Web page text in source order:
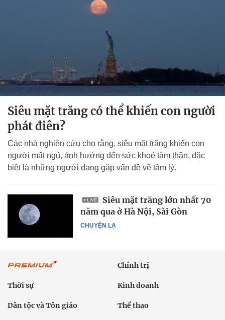
Siêu mặt trăng có thể khiến con người
phát điên?
Các nhà nghiên cứu cho rằng, siêu mặt trăng khiến con
người mất ngủ, ảnh hưởng đến sức khoẻ tâm thần, đặc
biệt là những người đang gặp vấn đề về tâm lý.
CHUYỆN LẠ
Siêu mặt trăng lớn nhất 70
năm qua ở Hà Nội, Sài Gòn
Chính trị
Thời sự Kinh doanh
Dân tộc và Tôn giáo Thể thao